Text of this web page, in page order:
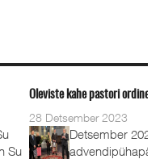
aastat tagasi, 1.
Oleviste